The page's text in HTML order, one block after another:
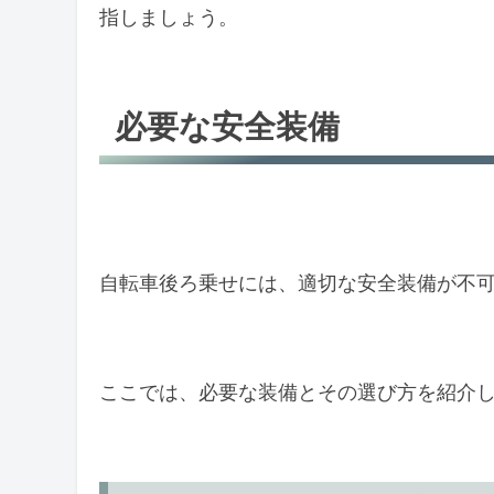
指しましょう。
必要な安全装備
自転車後ろ乗せには、適切な安全装備が不可
ここでは、必要な装備とその選び方を紹介し